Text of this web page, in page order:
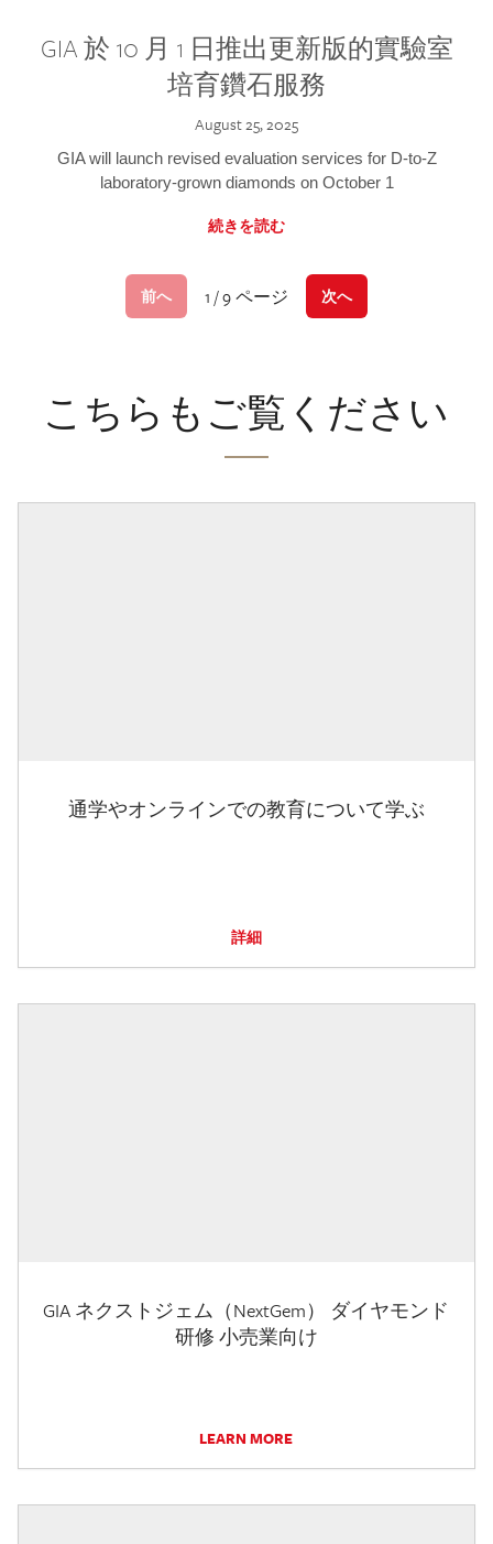
GIA 於 10 月 1 日推出更新版的實驗室
培育鑽石服務
August 25, 2025
GIA will launch revised evaluation services for D-to-Z
laboratory-grown diamonds on October 1
続きを読む
前へ 1 / 9 ページ 次へ
こちらもご覧ください
通学やオンラインでの教育について学ぶ
詳細
GIA ネクストジェム（NextGem） ダイヤモンド
研修 小売業向け
LEARN MORE